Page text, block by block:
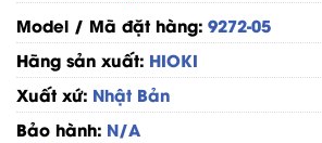
Model / Mã đặt hàng: 9272-05
Hãng sản xuất: HIOKI
Xuất xứ: Nhật Bản
Bảo hành: N/A